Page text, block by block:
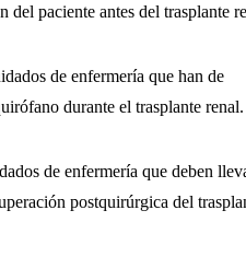
del paciente antes del trasplante
de enfermería que han de
durante el trasplante renal.
de enfermería que deben
postquirúrgica del